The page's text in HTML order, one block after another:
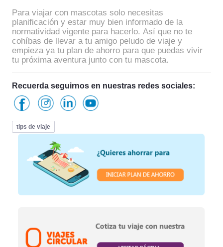
Para viajar con mascotas solo necesitas
planificación y estar muy bien informado de la
normatividad vigente para hacerlo. Así que no te
cohíbas de llevar a tu amigo peludo de viaje y
empieza ya tu plan de ahorro para que puedas vivir
tu próxima aventura junto con tu mascota.
Recuerda seguirnos en nuestras redes sociales:
tips de viaje